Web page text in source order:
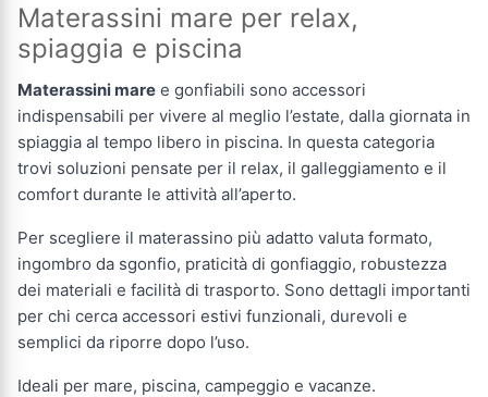
Materassini mare per relax,
spiaggia e piscina
Materassini mare e gonfiabili sono accessori
indispensabili per vivere al meglio l’estate, dalla giornata in
spiaggia al tempo libero in piscina. In questa categoria
trovi soluzioni pensate per il relax, il galleggiamento e il
comfort durante le attività all’aperto.
Per scegliere il materassino più adatto valuta formato,
ingombro da sgonfio, praticità di gonfiaggio, robustezza
dei materiali e facilità di trasporto. Sono dettagli importanti
per chi cerca accessori estivi funzionali, durevoli e
semplici da riporre dopo l’uso.
Ideali per mare, piscina, campeggio e vacanze.